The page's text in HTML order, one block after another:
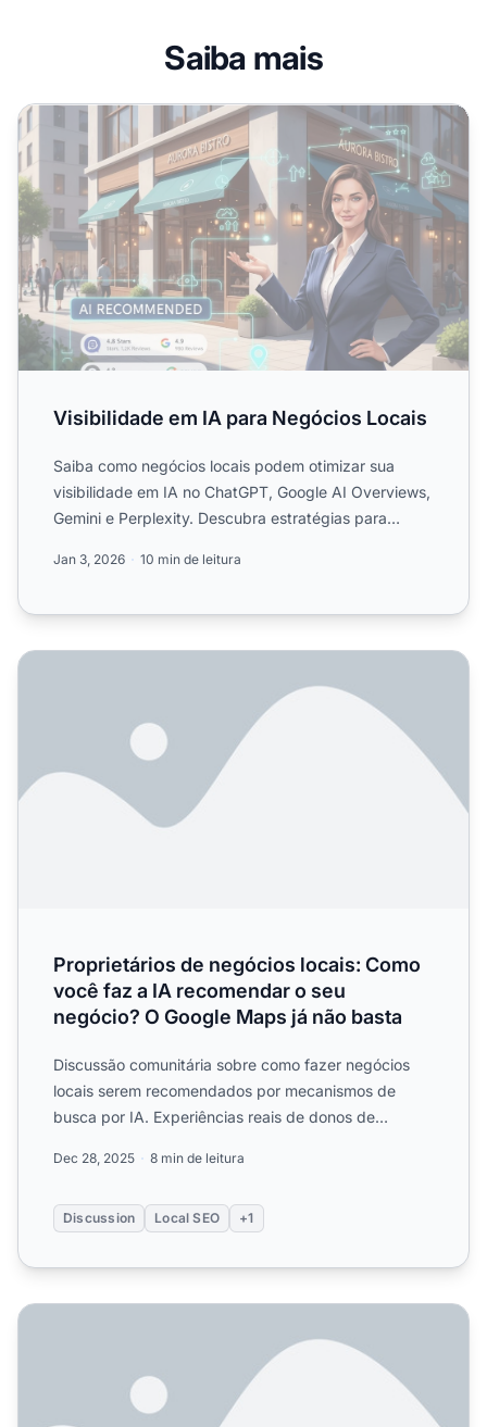
Saiba mais
Visibilidade em IA para Negócios Locais
Visibilidade em IA para Negócios Locais
Saiba como negócios locais podem otimizar sua
visibilidade em IA no ChatGPT, Google AI Overviews,
Gemini e Perplexity. Descubra estratégias para
Jan 3, 2026 10 min de leitura
Proprietários de negócios locais: Como você faz a IA
Proprietários de negócios locais: Como
você faz a IA recomendar o seu
negócio? O Google Maps já não basta
Discussão comunitária sobre como fazer negócios
locais serem recomendados por mecanismos de
busca por IA. Experiências reais de donos de
Dec 28, 2025 8 min de leitura
Discussion Local SEO +1
Como Obter Recomendações Locais de IA? Guia